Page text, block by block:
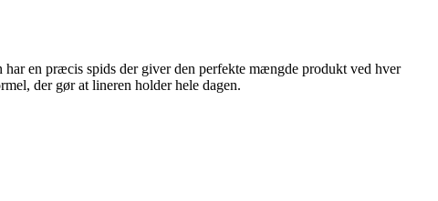
en præcis spids der giver den perfekte mængde produkt ved hver
der gør at lineren holder hele dagen.